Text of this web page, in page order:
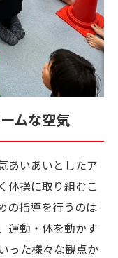
ムな空気
あいあいとしたア
体操に取り組むこ
の指導を行うのは
運動・体を動かす
った様々な観点か